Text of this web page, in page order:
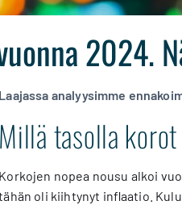
2024.
Laajassa analyysimme
Millä tasolla
Korkojen nopea nousu alkoi
oli kiihtynyt inflaatio.